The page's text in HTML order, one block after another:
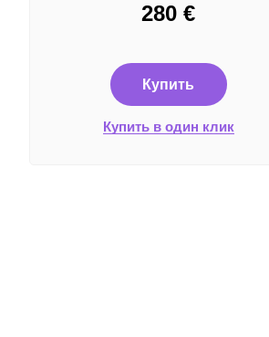
280 €
Купить
Купить в один клик